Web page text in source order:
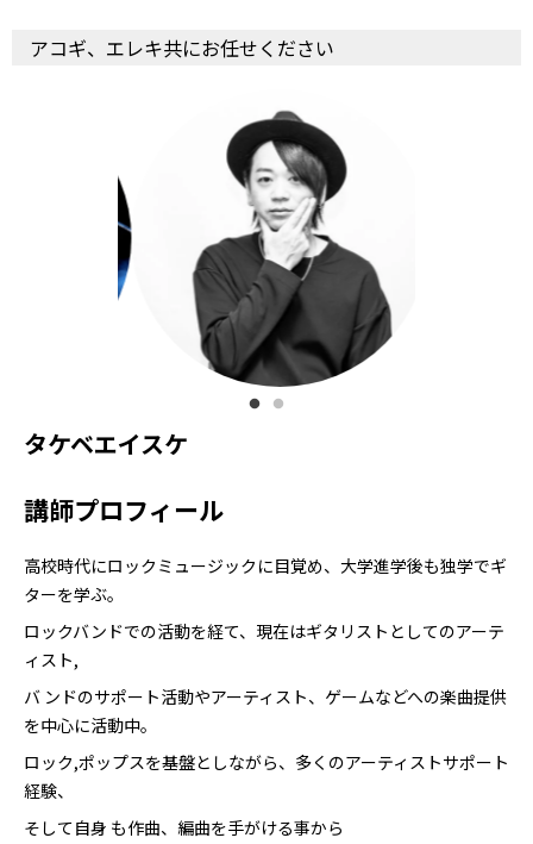
アコギ、エレキ共にお任せください
タケベエイスケ
講師プロフィール
高校時代にロックミュージックに目覚め、大学進学後も独学でギ
ターを学ぶ。
ロックバンドでの活動を経て、現在はギタリストとしてのアーテ
ィスト,
バ ンドのサポート活動やアーティスト、ゲームなどへの楽曲提供
を中心に活動中。
ロック,ポップスを基盤としながら、多くのアーティストサポート
経験、
そして自身 も作曲、編曲を手がける事から